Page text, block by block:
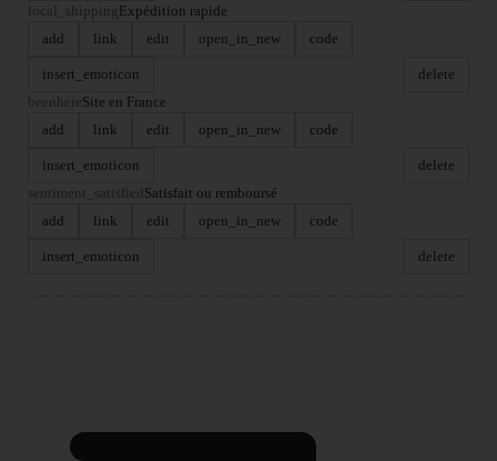
local_shipping Expédition rapide
add
link edit open_in_new code
insert_emoticon
delete
beenhereSite en France
add
link edit open_in_new code
insert_emoticon
delete
sentiment_satisfied Satisfait ou remboursé
add
link edit open_in_new code
insert_emoticon delete